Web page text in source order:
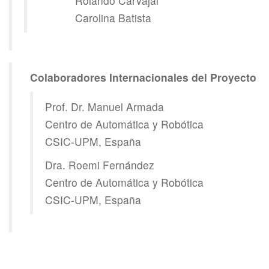
Carolina Batista
Colaboradores Internacionales del Proyecto
Prof. Dr. Manuel Armada
Centro de Automática y Robótica
CSIC-UPM, España
Dra. Roemi Fernández
Centro de Automática y Robótica
CSIC-UPM, España